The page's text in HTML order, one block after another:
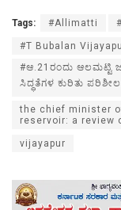
Tags: #Allimatti
#T Bubalan
#ಆ.21ರಂದು ಆಲಮಟ್ಟಿ
ಸಿದ್ಧತೆಗಳ ಕುರಿತು
the chief minister
reservoir: a review
vijayapur